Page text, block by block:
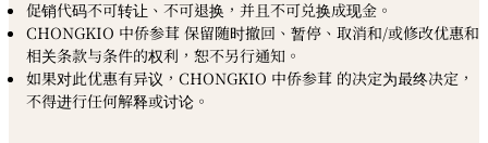
促销代码不可转让、不可退换，并且不可兑换成现金。
CHONGKIO 中侨参茸 保留随时撤回、暂停、取消和/或修改优惠和
相关条款与条件的权利，恕不另行通知。
如果对此优惠有异议， CHONGKIO 中侨参茸 的决定为最终决定，
不得进行任何解释或讨论。